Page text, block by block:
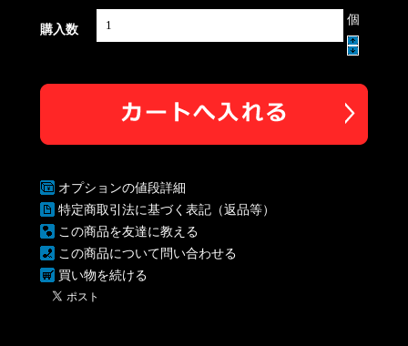
購入数
個
オプションの値段詳細
特定商取引法に基づく表記（返品等）
この商品を友達に教える
この商品について問い合わせる
買い物を続ける